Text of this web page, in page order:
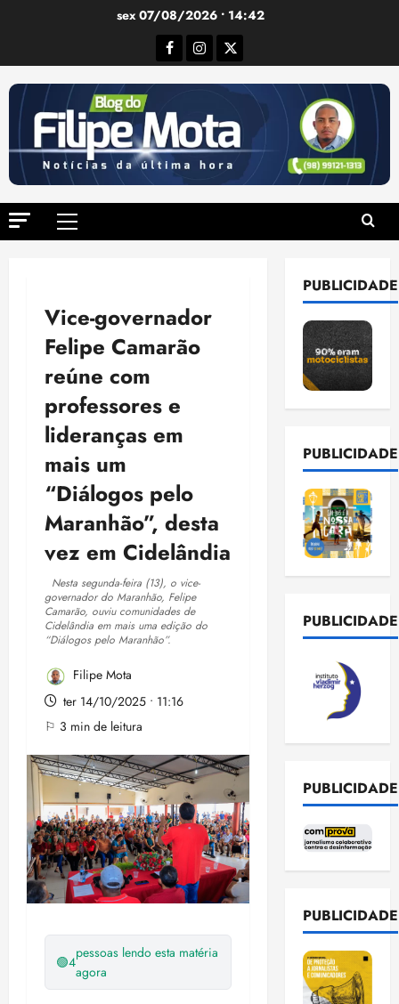
sex 07/08/2026 • 14:42
Facebook
Instagram
Twitter
Menu
Vice-governador
Felipe Camarão
reúne com
professores e
lideranças em
mais um
“Diálogos pelo
Maranhão”, desta
vez em Cidelândia
Nesta segunda-feira (13), o vice-
governador do Maranhão, Felipe
Camarão, ouviu comunidades de
Cidelândia em mais uma edição do
“Diálogos pelo Maranhão”.
Filipe Mota
ter 14/10/2025 • 11:16
⚐ 3 min de leitura
🟢4
pessoas lendo esta matéria
agora
PUBLICIDADE
PUBLICIDADE
PUBLICIDADE
PUBLICIDADE
PUBLICIDADE